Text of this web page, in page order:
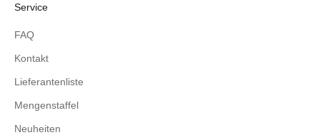
Service
FAQ
Kontakt
Lieferantenliste
Mengenstaffel
Neuheiten